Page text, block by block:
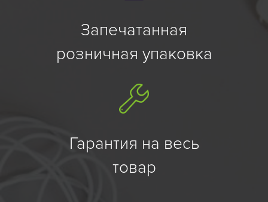
Запечатанная
розничная упаковка
Гарантия на весь
товар